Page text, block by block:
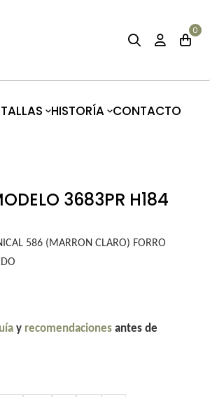
0
HISTORÍA CONTACTO
3683PR H184
586 (MARRON CLARO) FORRO
y recomendacionesantes de